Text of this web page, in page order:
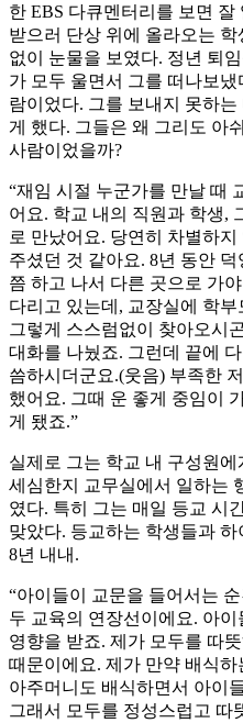
한 EBS 다큐멘터리를 보면
받으러 단상 위에 올라오는
없이 눈물을 보였다. 정년 퇴
가 모두 울면서 그를 떠나보
람이었다. 그를 보내지 못하
게 했다. 그들은 왜 그리도 아
사람이었을까?
“재임 시절 누군가를 만날 때
어요. 학교 내의 직원과 학생,
로 만났어요. 당연히 차별하
주셨던 것 같아요. 8년 동안
쯤 하고 나서 다른 곳으로 가
다리고 있는데, 교장실에 학
그렇게 스스럼없이 찾아오시
대화를 나눴죠. 그런데 끝에
씀하시더군요.(웃음) 부족한
했어요. 그때 운 좋게 중임이
게 됐죠.”
실제로 그는 학교 내 구성원
세심한지 교무실에서 일하는
였다. 특히 그는 매일 등교 시
맞았다. 등교하는 학생들과
8년 내내.
“아이들이 교문을 들어서는
두 교육의 연장선이에요. 아
영향을 받죠. 제가 모두를 따
때문이에요. 제가 만약 배식
아주머니도 배식하면서 아이
그래서 모두를 정성스럽고 따